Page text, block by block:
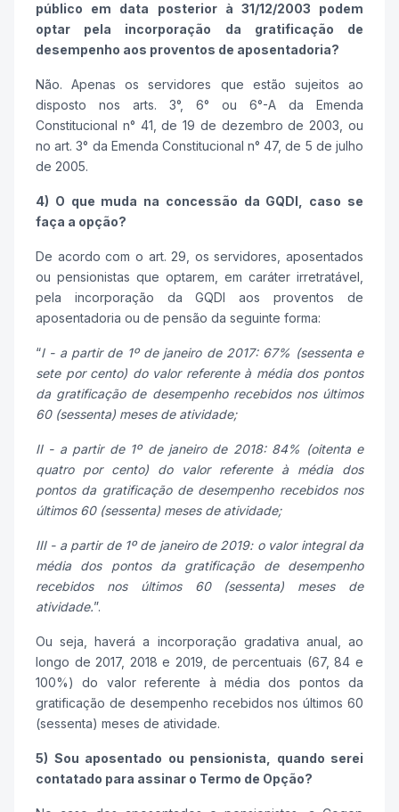
público em data posterior à 31/12/2003 podem
optar pela incorporação da gratificação de
desempenho aos proventos de aposentadoria?
Não. Apenas os servidores que estão sujeitos ao
disposto nos arts. 3°, 6° ou 6°-A da Emenda
Constitucional n° 41, de 19 de dezembro de 2003, ou
no art. 3° da Emenda Constitucional n° 47, de 5 de julho
de 2005.
4) O que muda na concessão da GQDI, caso se
faça a opção?
De acordo com o art. 29, os servidores, aposentados
ou pensionistas que optarem, em caráter irretratável,
pela incorporação da GQDI aos proventos de
aposentadoria ou de pensão da seguinte forma:
“I - a partir de 1º de janeiro de 2017: 67% (sessenta e
sete por cento) do valor referente à média dos pontos
da gratificação de desempenho recebidos nos últimos
60 (sessenta) meses de atividade;
II - a partir de 1º de janeiro de 2018: 84% (oitenta e
quatro por cento) do valor referente à média dos
pontos da gratificação de desempenho recebidos nos
últimos 60 (sessenta) meses de atividade;
III - a partir de 1º de janeiro de 2019: o valor integral da
média dos pontos da gratificação de desempenho
recebidos nos últimos 60 (sessenta) meses de
atividade.”.
Ou seja, haverá a incorporação gradativa anual, ao
longo de 2017, 2018 e 2019, de percentuais (67, 84 e
100%) do valor referente à média dos pontos da
gratificação de desempenho recebidos nos últimos 60
(sessenta) meses de atividade.
5) Sou aposentado ou pensionista, quando serei
contatado para assinar o Termo de Opção?